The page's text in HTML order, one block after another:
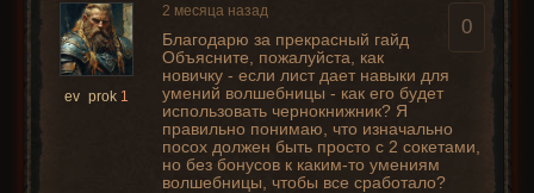
ev_prok 1
0
2 месяца назад
Благодарю за прекрасный гайд
Объясните, пожалуйста, как
новичку - если лист дает навыки для
умений волшебницы - как его будет
использовать чернокнижник? Я
правильно понимаю, что изначально
посох должен быть просто с 2 сокетами,
но без бонусов к каким-то умениям
волшебницы, чтобы все сработало?